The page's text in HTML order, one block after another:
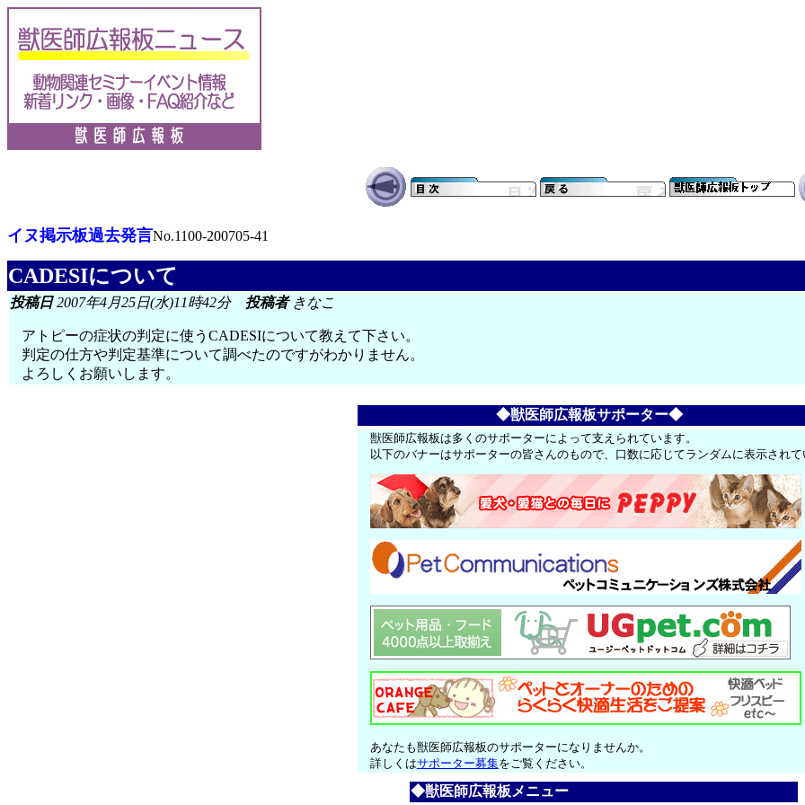
イヌ掲示板過去発言No.1100-200705-41
CADESIについて
投稿日2007年4月25日(水)11時42分 投稿者きなこ
アトピーの症状の判定に使うCADESIについて教えて下さい。
判定の仕方や判定基準について調べたのですがわかりません。
よろしくお願いします。
◆獣医師広報板サポーター◆
獣医師広報板は多くのサポーターによって支えられています。
以下のバナーはサポーターの皆さんのもので、口数に応じてランダムに表示され
あなたも獣医師広報板のサポーターになりませんか。
詳しくはサポーター募集をご覧ください。
◆獣医師広報板メニュー